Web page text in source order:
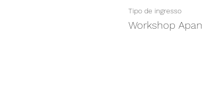
Tipo de ingresso
Workshop Apan